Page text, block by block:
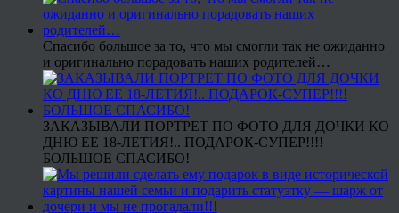
Спасибо большое за то, что мы смогли так не ожиданно
и оригинально порадовать наших родителей…
ЗАКАЗЫВАЛИ ПОРТРЕТ ПО ФОТО ДЛЯ ДОЧКИ КО
ДНЮ ЕЕ 18-ЛЕТИЯ!.. ПОДАРОК-СУПЕР!!!!
БОЛЬШОЕ СПАСИБО!